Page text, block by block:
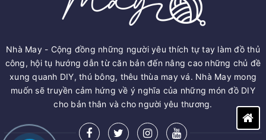
Nhà May - Cộng đồng những người yêu thích tự tay làm đồ thủ
công, hội tụ hướng dẫn từ căn bản đến nâng cao những chủ đề
xung quanh DIY, thú bông, thêu thùa may vá. Nhà May mong
muốn sẽ truyền cảm hứng về ý nghĩa của những món đồ DIY
cho bản thân và cho người yêu thương.